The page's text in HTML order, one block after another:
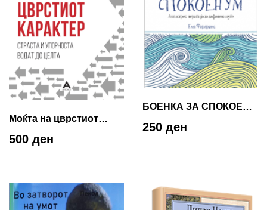
Моќта на цврстиот
карактер
500 ден
БОЕНКА ЗА СПОКОЕН
УМ
250 ден